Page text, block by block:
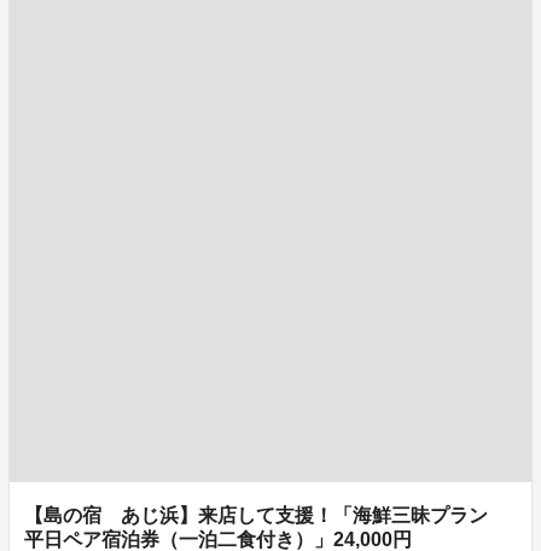
【島の宿 あじ浜】来店して支援！「海鮮三昧プラン
平日ペア宿泊券（一泊二食付き）」24,000円